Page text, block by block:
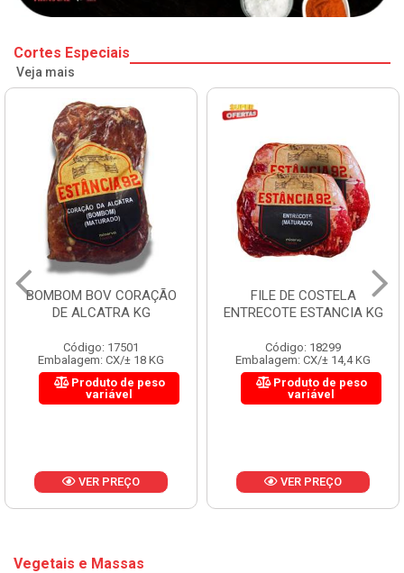
Cortes Especiais
Veja mais
BOMBOM BOV CORAÇÃO
DE ALCATRA KG
Código: 17501
Embalagem: CX/± 18 KG
Produto de peso
variável
VER PREÇO
FILE DE COSTELA
ENTRECOTE ESTANCIA KG
Código: 18299
Embalagem: CX/± 14,4 KG
Produto de peso
variável
VER PREÇO
Vegetais e Massas